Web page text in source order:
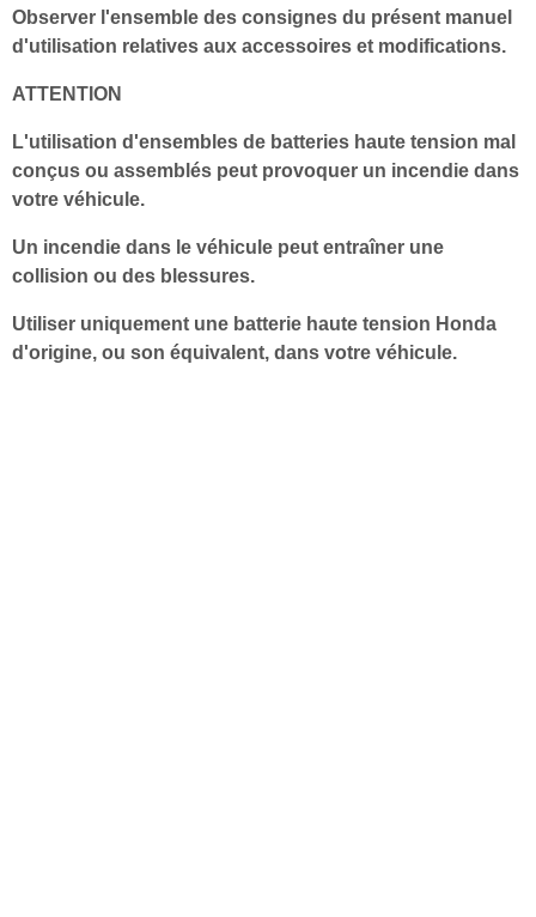
Observer l'ensemble des consignes du présent manuel
d'utilisation relatives aux accessoires et modifications.
ATTENTION
L'utilisation d'ensembles de batteries haute tension mal
conçus ou assemblés peut provoquer un incendie dans
votre véhicule.
Un incendie dans le véhicule peut entraîner une
collision ou des blessures.
Utiliser uniquement une batterie haute tension Honda
d'origine, ou son équivalent, dans votre véhicule.